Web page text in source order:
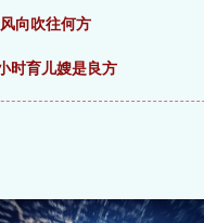
向吹往何方
时育儿嫂是良方